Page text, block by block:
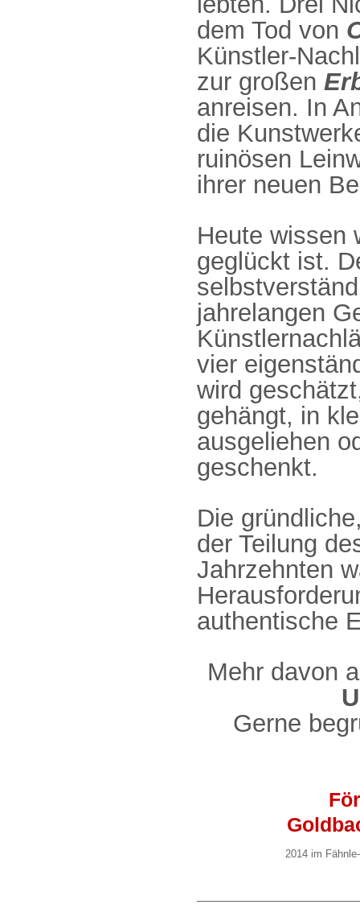
dem Tod von
Künstler-
zur großen
anreisen. In
die
ruinösen
ihrer neuen
Heute wissen
geglückt ist.
jahrelangen
vier
wird
gehängt, in
ausgeliehen
geschenkt.
Die
der Teilung
Jahrzehnten
authentische
Mehr davon
Gerne
2014 im